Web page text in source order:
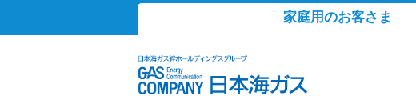
家庭用のお客さま